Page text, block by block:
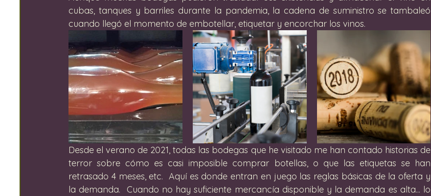
cubas, tanques y barriles durante la pandemia, la cadena de suministro se tambaleó
cuando llegó el momento de embotellar, etiquetar y encorchar los vinos.
Desde el verano de 2021, todas las bodegas que he visitado me han contado historias de
terror sobre cómo es casi imposible comprar botellas, o que las etiquetas se han
retrasado 4 meses, etc.  Aquí es donde entran en juego las reglas básicas de la oferta y
la demanda.  Cuando no hay suficiente mercancía disponible y la demanda es alta... lo